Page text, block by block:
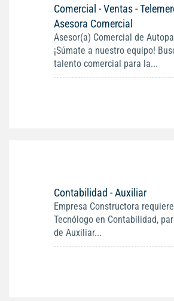
Comercial - Ventas -
Asesora Comercial
Asesor(a) Comercial de
¡Súmate a nuestro equipo!
talento comercial para la...
Contabilidad - Auxiliar
Empresa Constructora
Tecnólogo en Contabilidad,
de Auxiliar...